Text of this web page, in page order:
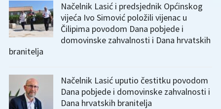
Načelnik Lasić i predsjednik Općinskog
vijeća Ivo Simović položili vijenac u
Čilipima povodom Dana pobjede i
domovinske zahvalnosti i Dana hrvatskih
branitelja
Načelnik Lasić uputio čestitku povodom
Dana pobjede i domovinske zahvalnosti i
Dana hrvatskih branitelja